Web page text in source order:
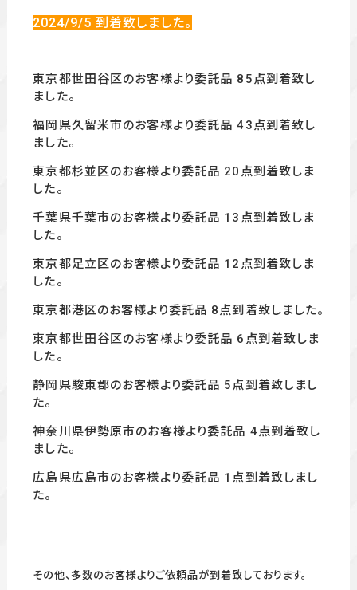
2024/9/5 到着致しました。
東京都世田谷区のお客様より委託品 85点到着致し
ました。
福岡県久留米市のお客様より委託品 43点到着致し
ました。
東京都杉並区のお客様より委託品 20 点到着致しま
した。
千葉県千葉市のお客様より委託品 13 点到着致しま
した。
東京都足立区のお客様より委託品 12 点到着致しま
した。
東京都港区のお客様より委託品 8点到着致しました。
東京都世田谷区のお客様より委託品 6 点到着致しま
した。
静岡県駿東郡のお客様より委託品 5点到着致しまし
た。
神奈川県伊勢原市のお客様より委託品 4点到着致し
ました。
広島県広島市のお客様より委託品 1 点到着致しまし
た。
その他、多数のお客様よりご依頼品が到着致しております。